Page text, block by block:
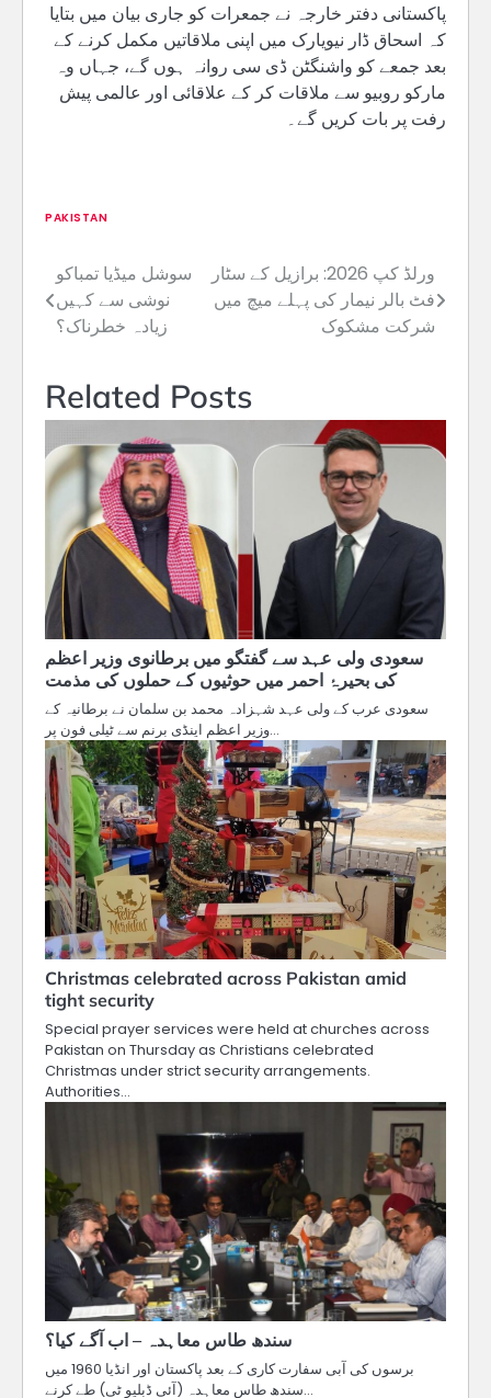
پاکستانی دفتر خارجہ نے جمعرات کو جاری بیان میں بتایا
کہ اسحاق ڈار نیویارک میں اپنی ملاقاتیں مکمل کرنے کے
بعد جمعے کو واشنگٹن ڈی سی روانہ ہوں گے، جہاں وہ
مارکو روبیو سے ملاقات کر کے علاقائی اور عالمی پیش
رفت پر بات کریں گے۔
PAKISTAN
Post
navigation
سوشل میڈیا تمباکو
نوشی سے کہیں
زیادہ خطرناک؟
ورلڈ کپ 2026: برازیل کے سٹار
فٹ بالر نیمار کی پہلے میچ میں
شرکت مشکوک
Related Posts
سعودی ولی عہد سے گفتگو میں برطانوی وزیر اعظم
کی بحیرۂ احمر میں حوثیوں کے حملوں کی مذمت
سعودی عرب کے ولی عہد شہزادہ محمد بن سلمان نے برطانیہ کے
وزیر اعظم اینڈی برنم سے ٹیلی فون پر…
Christmas celebrated across Pakistan amid
tight security
Special prayer services were held at churches across
Pakistan on Thursday as Christians celebrated
Christmas under strict security arrangements.
Authorities…
سندھ طاس معاہدہ – اب آگے کیا؟
برسوں کی آبی سفارت کاری کے بعد پاکستان اور انڈیا 1960 میں
سندھ طاس معاہدہ (آئی ڈبلیو ٹی) طے کرنے…